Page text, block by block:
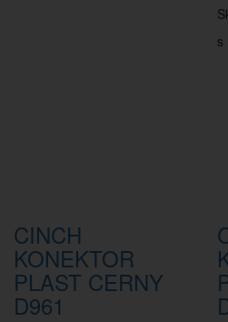
s
CINCH
KONEKTOR
PLAST CERNY
D961